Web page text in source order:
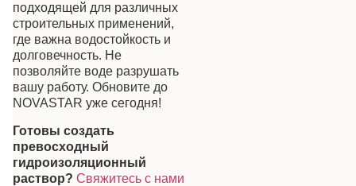
подходящей для различных
строительных применений,
где важна водостойкость и
долговечность. Не
позволяйте воде разрушать
вашу работу. Обновите до
NOVASTAR уже сегодня!
Готовы создать
превосходный
гидроизоляционный
раствор? Свяжитесь с нами